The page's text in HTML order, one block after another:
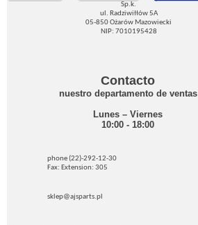
Sp.k.
ul. Radziwiłłów 5A
05-850 Ożarów Mazowiecki
NIP: 7010195428
Contacto
nuestro departamento de ventas
Lunes – Viernes
10:00 - 18:00
phone (22)-292-12-30
Fax: Extension: 305
sklep@ajsparts.pl